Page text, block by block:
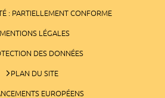
: PARTIELLEMENT CONFORME
MENTIONS LÉGALES
DES DONNÉES
PLAN DU SITE
EUROPÉENS